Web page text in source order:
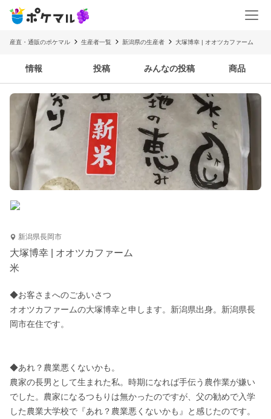
産直・通販のポケマル 生産者一覧 新潟県の生産者 大塚博幸 | オオツカファーム
情報 投稿 みんなの投稿 商品
新潟県長岡市
大塚博幸 | オオツカファーム
米
◆お客さまへのごあいさつ
オオツカファームの大塚博幸と申します。新潟県出身。新潟県長
岡市在住です。
◆あれ？農業悪くないかも。
農家の長男として生まれた私。時期になれば手伝う農作業が嫌い
でした。農家になるつもりは無かったのですが、父の勧めで入学
した農業大学校で『あれ？農業悪くないかも』と感じたのです。